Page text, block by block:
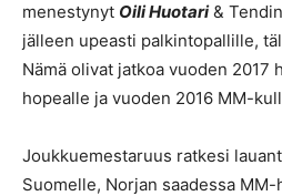
menestynyt Oili Huotari&
jälleen upeasti palkintopallille,
Nämä olivat jatkoa vuoden 2017
hopealle ja vuoden 2016 MM-
Joukkuemestaruus ratkesi
Suomelle, Norjan saadessa